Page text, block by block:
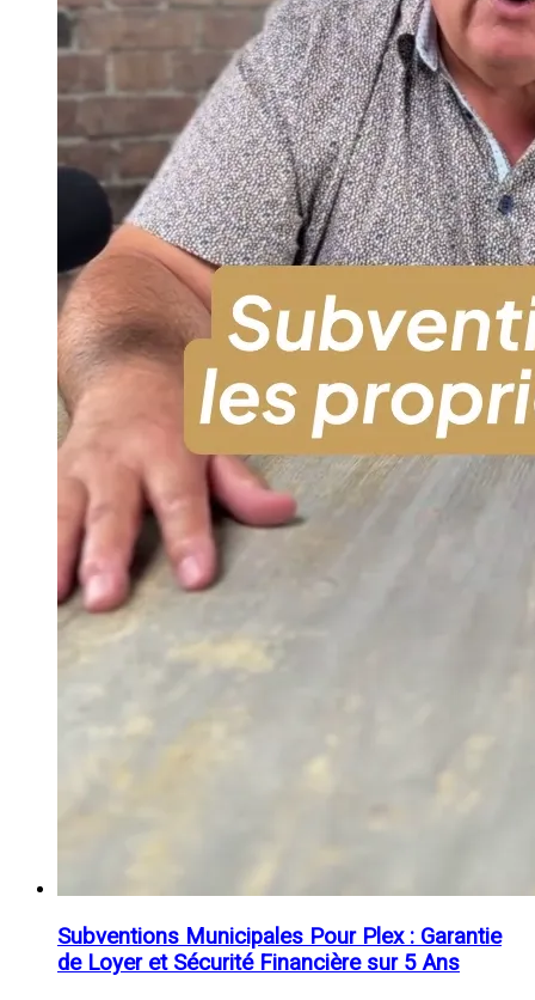
Subventions Municipales Pour Plex : Garantie
de Loyer et Sécurité Financière sur 5 Ans